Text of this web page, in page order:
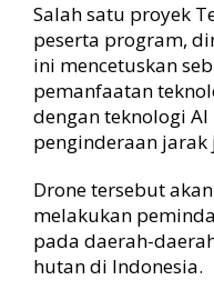
Salah satu proyek
peserta program,
ini mencetuskan
pemanfaatan
dengan teknologi
penginderaan jarak
Drone tersebut
melakukan
pada daerah-
hutan di Indonesia.